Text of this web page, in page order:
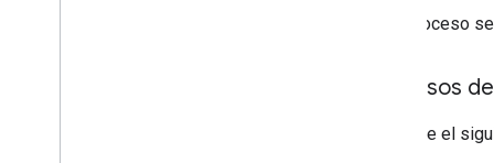
Si el proceso
Permisos
Requiere el